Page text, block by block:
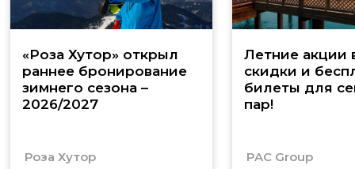
«Роза Хутор» открыл
раннее бронирование
зимнего сезона –
2026/2027
Роза Хутор
Летние акции
скидки и
билеты для
пар!
PAC Group